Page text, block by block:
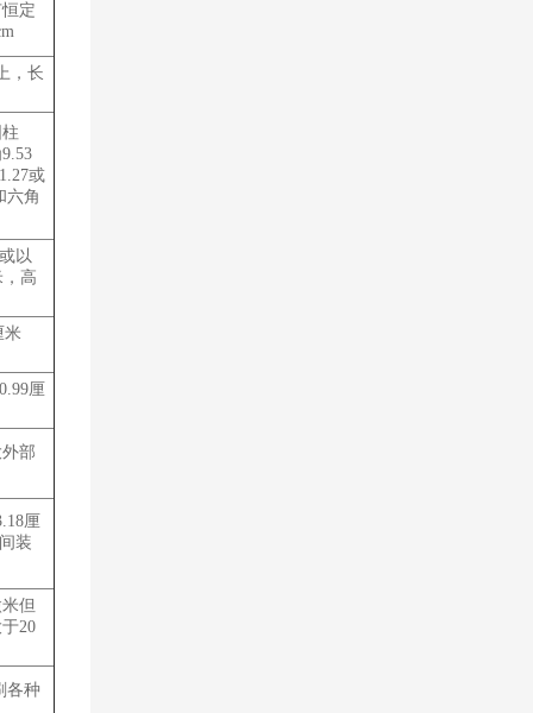
定
，长
或
六角
以
高
米
厘
部
厘
装
但
20
各种